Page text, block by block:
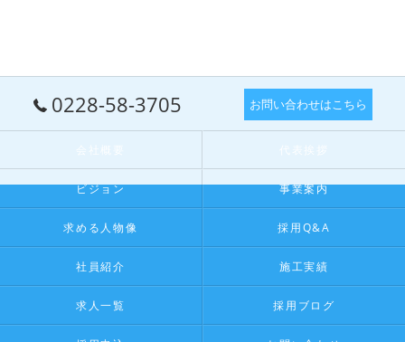
0228-58-3705 お問い合わせはこちら
会社概要 代表挨拶
ビジョン 事業案内
求める人物像 採用Q&A
社員紹介 施工実績
求人一覧 採用ブログ